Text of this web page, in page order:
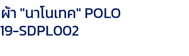
"นาโนเทค" POLO
SDPL002